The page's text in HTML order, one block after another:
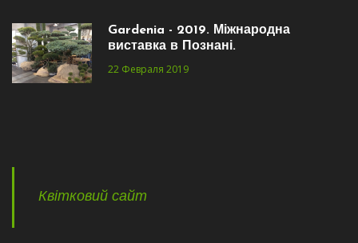
Gardenia - 2019. Міжнародна
виставка в Познані.
22 Февраля 2019
Квітковий сайт